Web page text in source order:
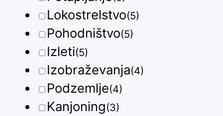
Lokostrelstvo(5)
Pohodništvo(5)
Izleti(5)
Izobraževanja(4)
Podzemlje(4)
Kanjoning(3)